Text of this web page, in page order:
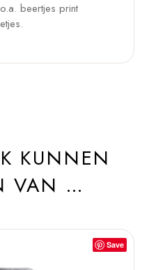
beertjes print
KUNNEN
VAN …
Save